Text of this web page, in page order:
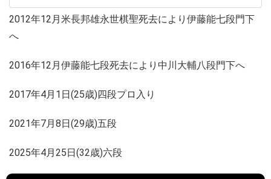
2012年12月米長邦雄永世棋聖死去により伊藤能七段門下
へ
2016年12月伊藤能七段死去により中川大輔八段門下へ
2017年4月1日(25歳)四段プロ入り
2021年7月8日(29歳)五段
2025年4月25日(32歳)六段